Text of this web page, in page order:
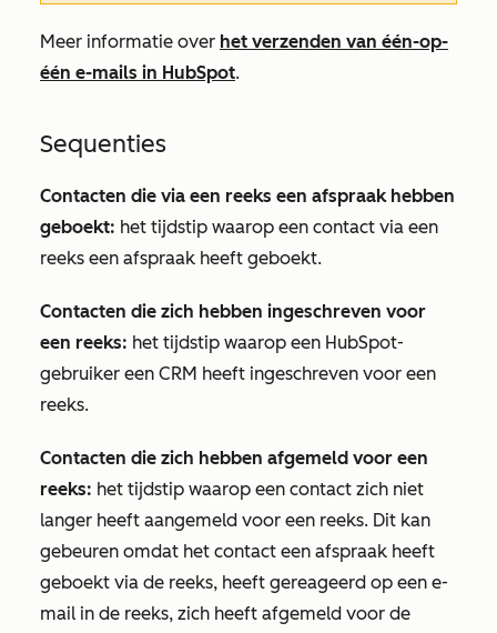
Meer informatie over het verzenden van één-op-
één e-mails in HubSpot.
Sequenties
Contacten die via een reeks een afspraak hebben
geboekt: het tijdstip waarop een contact via een
reeks een afspraak heeft geboekt.
Contacten die zich hebben ingeschreven voor
een reeks: het tijdstip waarop een HubSpot-
gebruiker een CRM heeft ingeschreven voor een
reeks.
Contacten die zich hebben afgemeld voor een
reeks: het tijdstip waarop een contact zich niet
langer heeft aangemeld voor een reeks. Dit kan
gebeuren omdat het contact een afspraak heeft
geboekt via de reeks, heeft gereageerd op een e-
mail in de reeks, zich heeft afgemeld voor de